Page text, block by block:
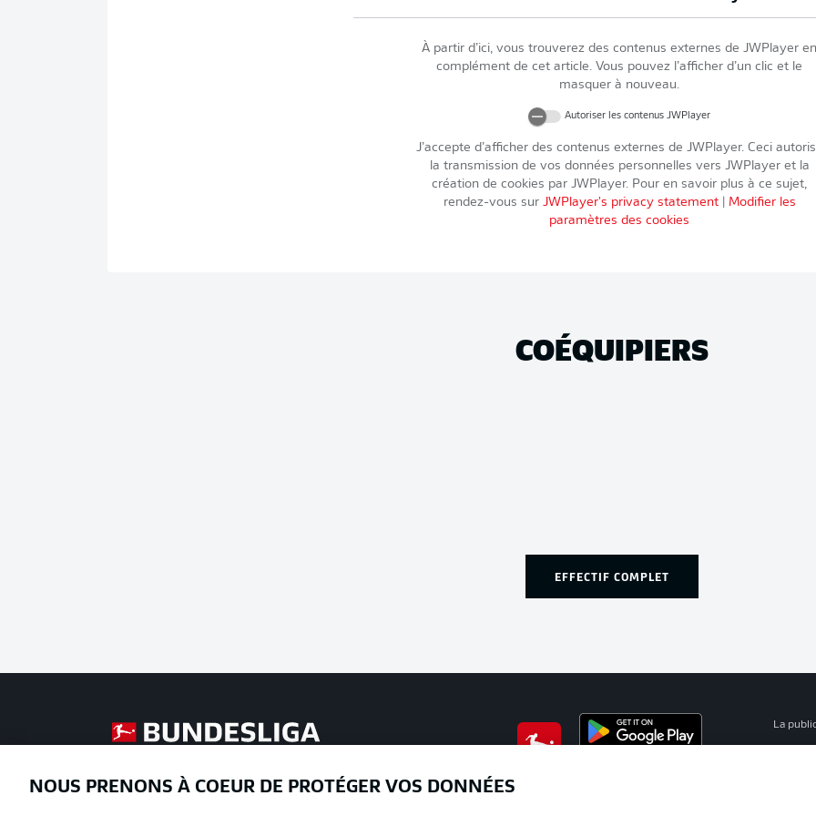
À partir d’ici, vous trouverez des contenus externes de JWPlayer en
complément de cet article. Vous pouvez l’afficher d’un clic et le
masquer à nouveau.
Autoriser les contenus JWPlayer
J’accepte d’afficher des contenus externes de JWPlayer. Ceci
la transmission de vos données personnelles vers JWPlayeret la
création de cookies par JWPlayer. Pour en savoir plus à ce sujet,
rendez-vous sur JWPlayer's privacy statement| Modifier les
paramètres des cookies
COÉQUIPIERS
EFFECTIF COMPLET
La
NOUS PRENONS À COEUR DE PROTÉGER VOS DONNÉES